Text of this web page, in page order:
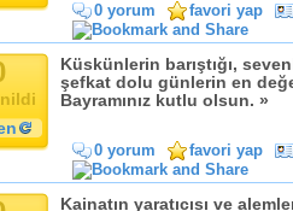
0 yorum favori yap
Küskünlerin barıştığı,
şefkat dolu günlerin en
Bayramınız kutlu olsun. »
0 yorum favori yap
Kainatın yaratıcısı ve